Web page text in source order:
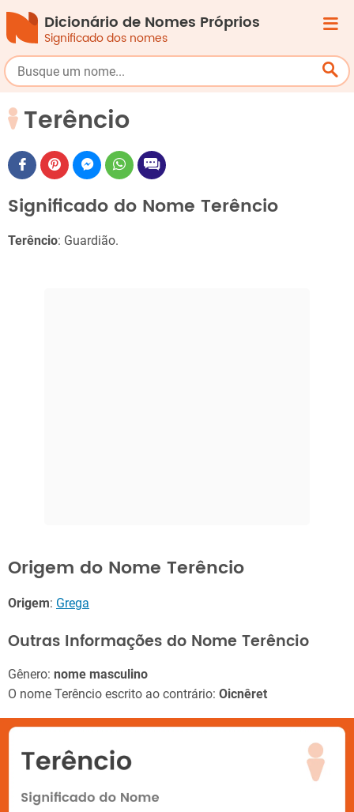
Dicionário de Nomes Próprios
Significado dos nomes
Terêncio
Significado do Nome Terêncio
Terêncio: Guardião.
Origem do Nome Terêncio
Origem: Grega
Outras Informações do Nome Terêncio
Gênero: nome masculino
O nome Terêncio escrito ao contrário: Oicnêret